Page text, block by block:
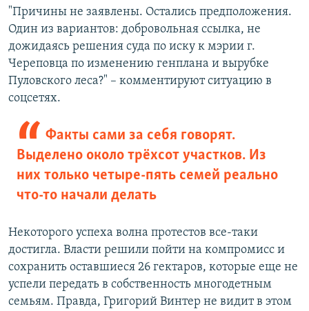
"Причины не заявлены. Остались предположения.
Один из вариантов: добровольная ссылка, не
дожидаясь решения суда по иску к мэрии г.
Череповца по изменению генплана и вырубке
Пуловского леса?" – комментируют ситуацию в
соцсетях.
Факты сами за себя говорят.
Выделено около трёхсот участков. Из
них только четыре-пять семей реально
что-то начали делать
Некоторого успеха волна протестов все-таки
достигла. Власти решили пойти на компромисс и
сохранить оставшиеся 26 гектаров, которые еще не
успели передать в собственность многодетным
семьям. Правда, Григорий Винтер не видит в этом